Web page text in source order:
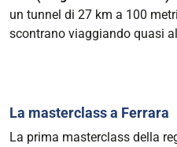
un tunnel di 27 km a 100
scontrano viaggiando quasi
La masterclass a Ferrara
La prima masterclass della